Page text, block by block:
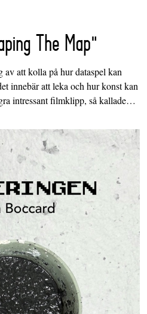
The Map"
att kolla på hur dataspel kan
innebär att leka och hur konst kan
intressant filmklipp, så kallade…